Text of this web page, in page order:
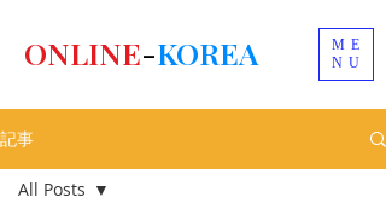
ME
NU
ONLINE-KOREA
記事
All Posts